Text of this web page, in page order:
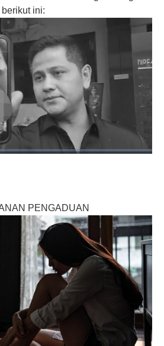
ini:
PENGADUAN